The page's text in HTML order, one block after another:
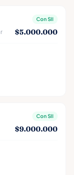
Con SII
$5.000.000
Con SII
$9.000.000